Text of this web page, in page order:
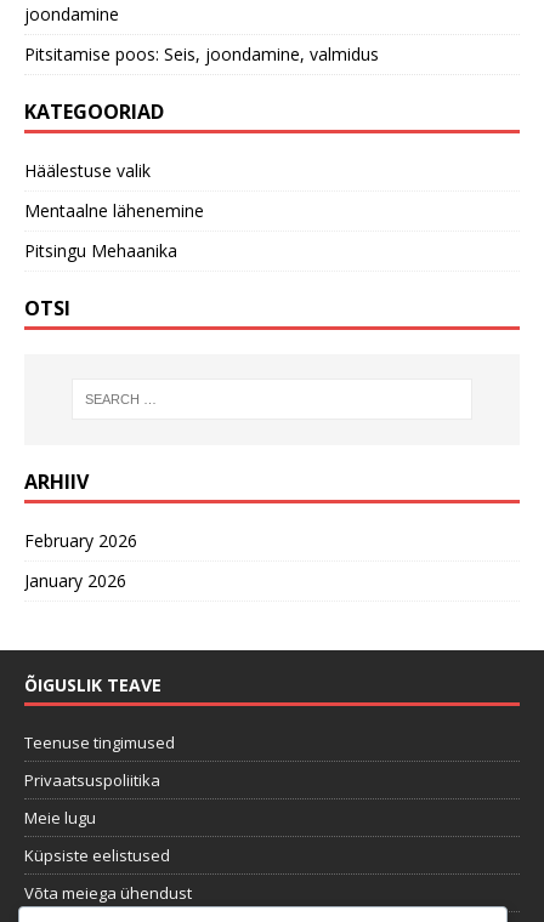
joondamine
Pitsitamise poos: Seis, joondamine, valmidus
KATEGOORIAD
Häälestuse valik
Mentaalne lähenemine
Pitsingu Mehaanika
OTSI
ARHIIV
February 2026
January 2026
ÕIGUSLIK TEAVE
Teenuse tingimused
Privaatsuspoliitika
Meie lugu
Küpsiste eelistused
Võta meiega ühendust